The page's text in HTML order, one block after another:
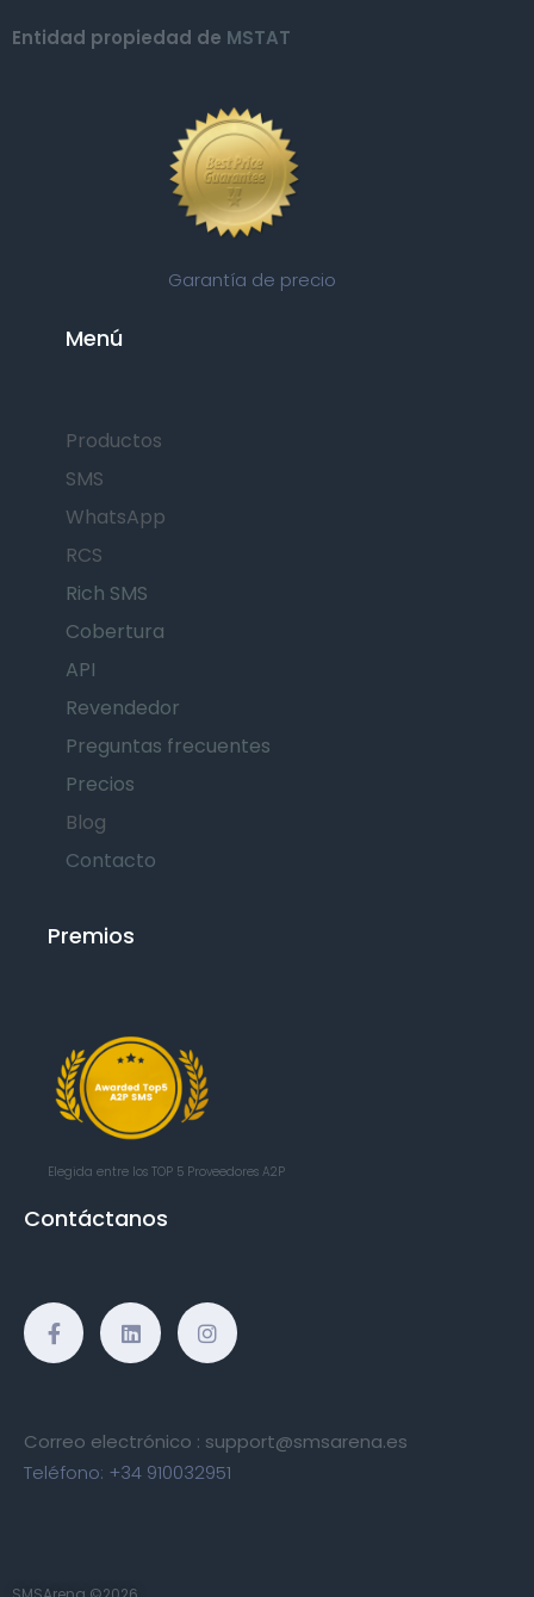
Entidad propiedad de MSTAT
Garantía de precio
Menú
Productos
SMS
WhatsApp
RCS
Rich SMS
Cobertura
API
Revendedor
Preguntas frecuentes
Precios
Blog
Contacto
Premios
Elegida entre los TOP 5 Proveedores A2P
Contáctanos
Correo electrónico : support@smsarena.es
Teléfono: +34 910032951